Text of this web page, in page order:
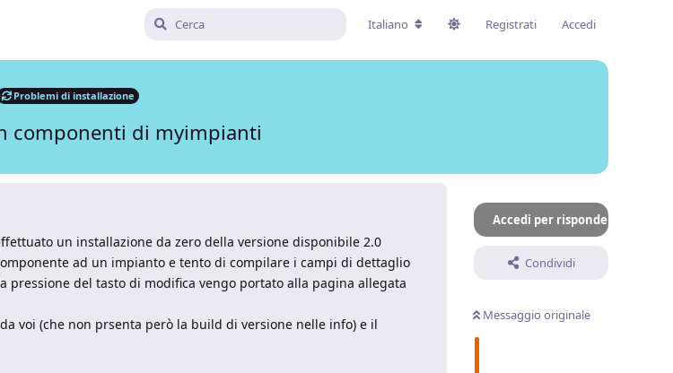
Italiano Registrati Accedi
Problemi di installazione
componenti di myimpianti
Accedi per rispondere
Condividi
Messaggio originale
un installazione da zero della versione disponibile 2.0
ad un impianto e tento di compilare i campi di dettaglio
del tasto di modifica vengo portato alla pagina allegata
voi (che non prsenta però la build di versione nelle info) e il